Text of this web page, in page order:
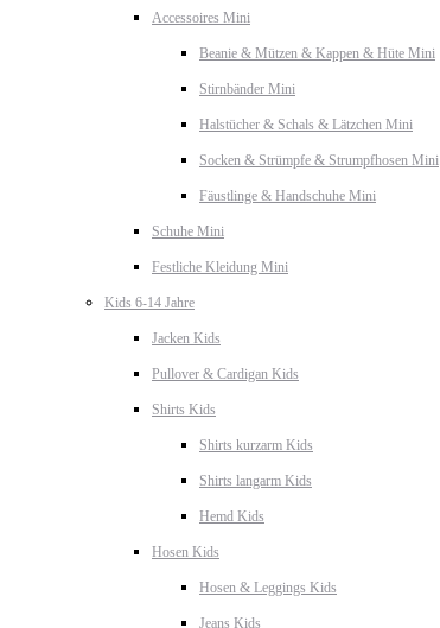
Accessoires Mini
Beanie & Mützen & Kappen & Hüte Mini
Stirnbänder Mini
Halstücher & Schals & Lätzchen Mini
Socken & Strümpfe & Strumpfhosen Mini
Fäustlinge & Handschuhe Mini
Schuhe Mini
Festliche Kleidung Mini
Kids 6-14 Jahre
Jacken Kids
Pullover & Cardigan Kids
Shirts Kids
Shirts kurzarm Kids
Shirts langarm Kids
Hemd Kids
Hosen Kids
Hosen & Leggings Kids
Jeans Kids